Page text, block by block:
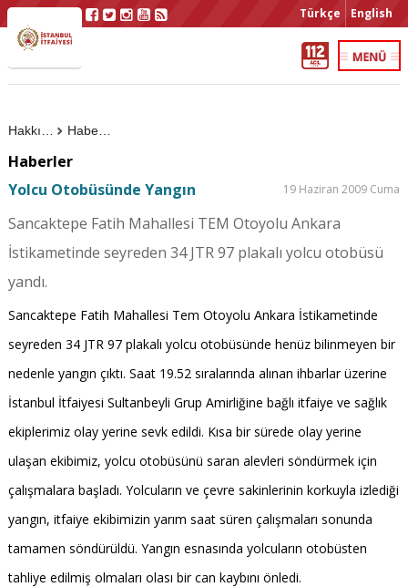
Türkçe English
Haberler
Haberler
Yolcu Otobüsünde Yangın
19 Haziran 2009 Cuma
Sancaktepe Fatih Mahallesi TEM Otoyolu Ankara
İstikametinde seyreden 34 JTR 97 plakalı yolcu otobüsü
yandı.
Sancaktepe Fatih Mahallesi Tem Otoyolu Ankara İstikametinde
seyreden 34 JTR 97 plakalı yolcu otobüsünde henüz bilinmeyen bir
nedenle yangın çıktı. Saat 19.52 sıralarında alınan ihbarlar üzerine
İstanbul İtfaiyesi Sultanbeyli Grup Amirliğine bağlı itfaiye ve sağlık
ekiplerimiz olay yerine sevk edildi. Kısa bir sürede olay yerine
ulaşan ekibimiz, yolcu otobüsünü saran alevleri söndürmek için
çalışmalara başladı. Yolcuların ve çevre sakinlerinin korkuyla izlediği
yangın, itfaiye ekibimizin yarım saat süren çalışmaları sonunda
tamamen söndürüldü. Yangın esnasında yolcuların otobüsten
tahliye edilmiş olmaları olası bir can kaybını önledi.